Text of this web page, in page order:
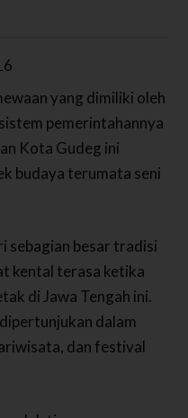
yang dimiliki oleh
pemerintahannya
Kota Gudeg ini
budaya terumata seni
sebagian besar tradisi
kental terasa ketika
di Jawa Tengah ini.
dalam
dan festival